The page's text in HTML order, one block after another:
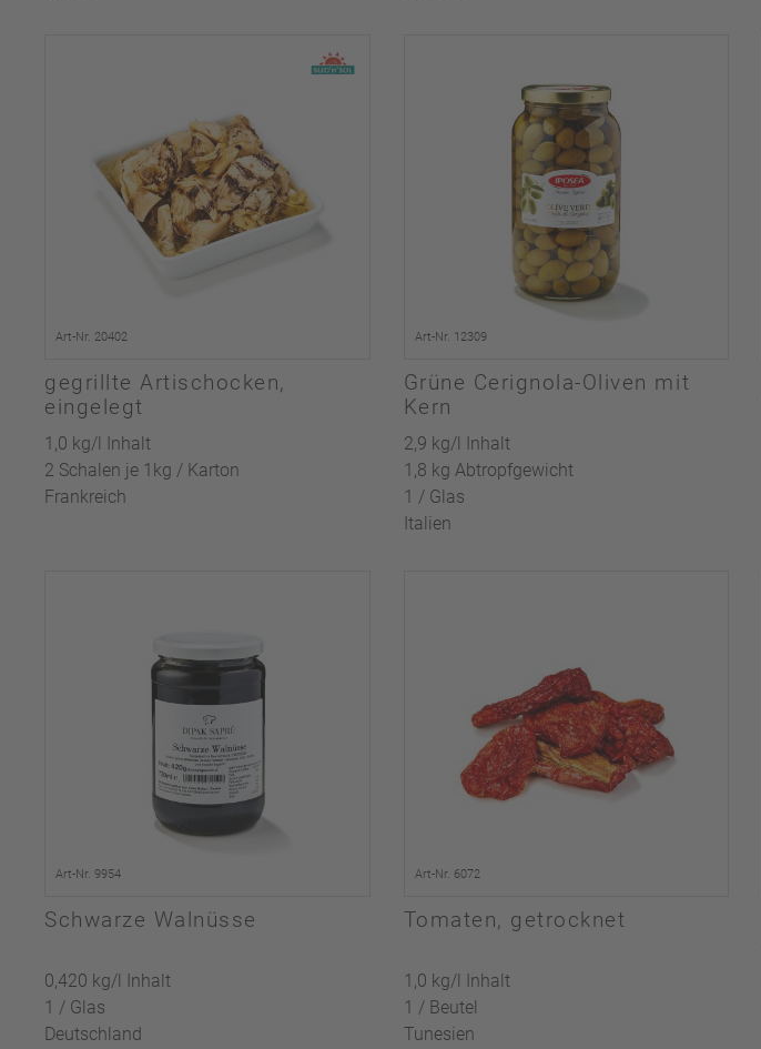
Art-Nr. 20402
gegrillte Artischocken,
eingelegt
1,0 kg/l Inhalt
2 Schalen je 1kg / Karton
Frankreich
Art-Nr. 12309
Grüne Cerignola-Oliven mit
Kern
2,9 kg/l Inhalt
1,8 kg Abtropfgewicht
1 / Glas
Italien
Art-Nr. 9954
Schwarze Walnüsse
0,420 kg/l Inhalt
1 / Glas
Deutschland
Art-Nr. 6072
Tomaten, getrocknet
1,0 kg/l Inhalt
1 / Beutel
Tunesien